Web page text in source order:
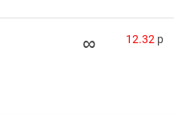
∞ 12.32 p